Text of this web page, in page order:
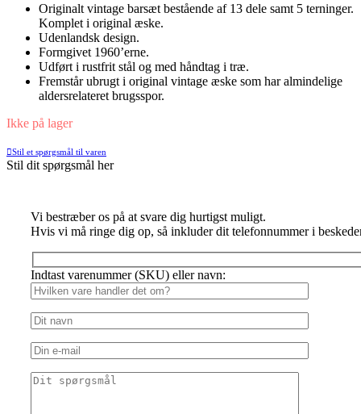
Originalt vintage barsæt bestående af 13 dele samt 5 terninger.
Komplet i original æske.
Udenlandsk design.
Formgivet 1960’erne.
Udført i rustfrit stål og med håndtag i træ.
Fremstår ubrugt i original vintage æske som har almindelige
aldersrelateret brugsspor.
Ikke på lager
Stil et spørgsmål til varen
Stil dit spørgsmål her
Vi bestræber os på at svare dig hurtigst muligt.
Hvis vi må ringe dig op, så inkluder dit telefonnummer i
Indtast varenummer (SKU) eller navn: